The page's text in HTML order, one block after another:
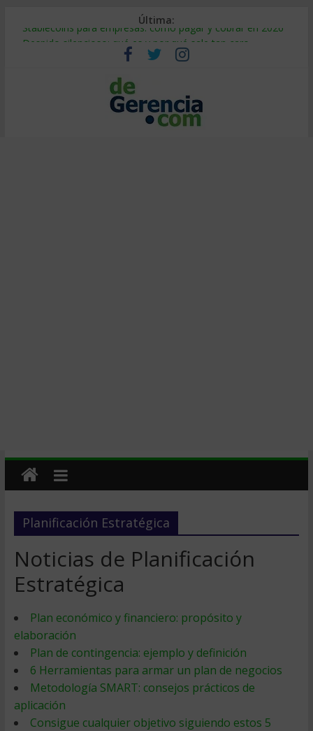
Última:
Stablecoins para empresas: cómo pagar y cobrar en 2026
Despido silencioso: qué es y por qué sale tan caro
IA en selección de personal: cómo auditarla a tiempo
Trabajo forzoso en la cadena de suministro: qué hacer
Mercado hispano de EE. UU.: cómo segmentarlo y venderle
Planificación Estratégica
Noticias de Planificación
Estratégica
Plan económico y financiero: propósito y
elaboración
Plan de contingencia: ejemplo y definición
6 Herramientas para armar un plan de negocios
Metodología SMART: consejos prácticos de
aplicación
Consigue cualquier objetivo siguiendo estos 5